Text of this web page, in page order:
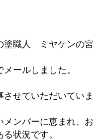
塗職人 ミヤケンの宮
ールしました。
せていただいていま
メンバーに恵まれ、お
状況です。